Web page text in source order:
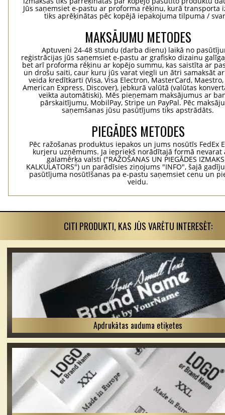
Jūs saņemsiet e-pastu ar proforma rēķinu, kurā transporta
tiks aprēķinātas pēc kopējā iepakojuma tilpuma /
MAKSĀJUMU METODES
Aptuveni 24-48 stundu (darba dienu) laikā no
reģistrācijas jūs saņemsiet e-pastu ar grafisko dizainu
bet arī proforma rēķinu ar kopējo summu, kas saistīta ar
un drošu saiti, caur kuru jūs varat viegli un ātri samaksāt
veida kredītkarti (Visa, Visa Electron, MasterCard,
American Express, Discover), jebkurā valūtā (valūtas
veikta automātiski). Mēs pieņemam maksājumus ar
pārskaitījumu, MobilPay, Stripe un PayPal. Pēc
saņemšanas jūsu pasūtījums tiks apstrādāts.
PIEGĀDES METODES
Pēc ražošanas produktus iepakos un jums nosūtīs FedEx
kurjeru uzņēmums. Ja iepriekš norādītajā formā nevarat
galamērķa valsti ("RAŽOŠANAS UN PIEGĀDES
KALKULATORS") un parādīsies ziņojums "INFO", šajā
pasūtījuma nosūtīšanas pa e-pastu saņemsiet cenu un
veidu.
CITI PRODUKTI, KAS JŪS VARĒTU INTERESĒT:
Apdrukātas auduma etiķetes